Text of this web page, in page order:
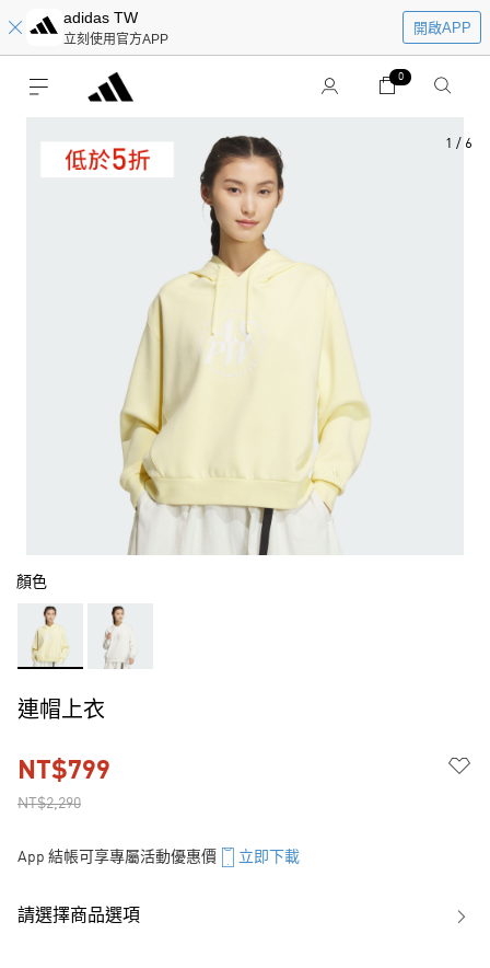
adidas TW
立刻使用官方APP
開啟APP
0
1 / 6
顏色
連帽上衣
NT$2,290
NT$799
App 結帳可享專屬活動優惠價 立即下載
請選擇商品選項